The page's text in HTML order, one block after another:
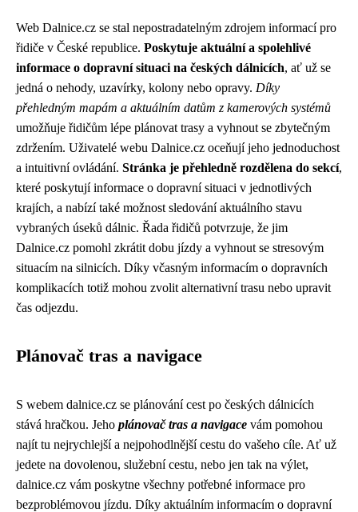
Web Dalnice.cz se stal nepostradatelným zdrojem informací pro
řidiče v České republice. Poskytuje aktuální a spolehlivé
informace o dopravní situaci na českých dálnicích, ať už se
jedná o nehody, uzavírky, kolony nebo opravy. Díky
přehledným mapám a aktuálním datům z kamerových systémů
umožňuje řidičům lépe plánovat trasy a vyhnout se zbytečným
zdržením. Uživatelé webu Dalnice.cz oceňují jeho jednoduchost
a intuitivní ovládání. Stránka je přehledně rozdělena do sekcí,
které poskytují informace o dopravní situaci v jednotlivých
krajích, a nabízí také možnost sledování aktuálního stavu
vybraných úseků dálnic. Řada řidičů potvrzuje, že jim
Dalnice.cz pomohl zkrátit dobu jízdy a vyhnout se stresovým
situacím na silnicích. Díky včasným informacím o dopravních
komplikacích totiž mohou zvolit alternativní trasu nebo upravit
čas odjezdu.
Plánovač tras a navigace
S webem dalnice.cz se plánování cest po českých dálnicích
stává hračkou. Jeho plánovač tras a navigace vám pomohou
najít tu nejrychlejší a nejpohodlnější cestu do vašeho cíle. Ať už
jedete na dovolenou, služební cestu, nebo jen tak na výlet,
dalnice.cz vám poskytne všechny potřebné informace pro
bezproblémovou jízdu. Díky aktuálním informacím o dopravní